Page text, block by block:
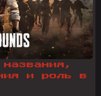
и роль в